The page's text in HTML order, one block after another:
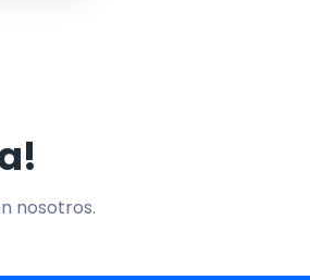
nosotros.